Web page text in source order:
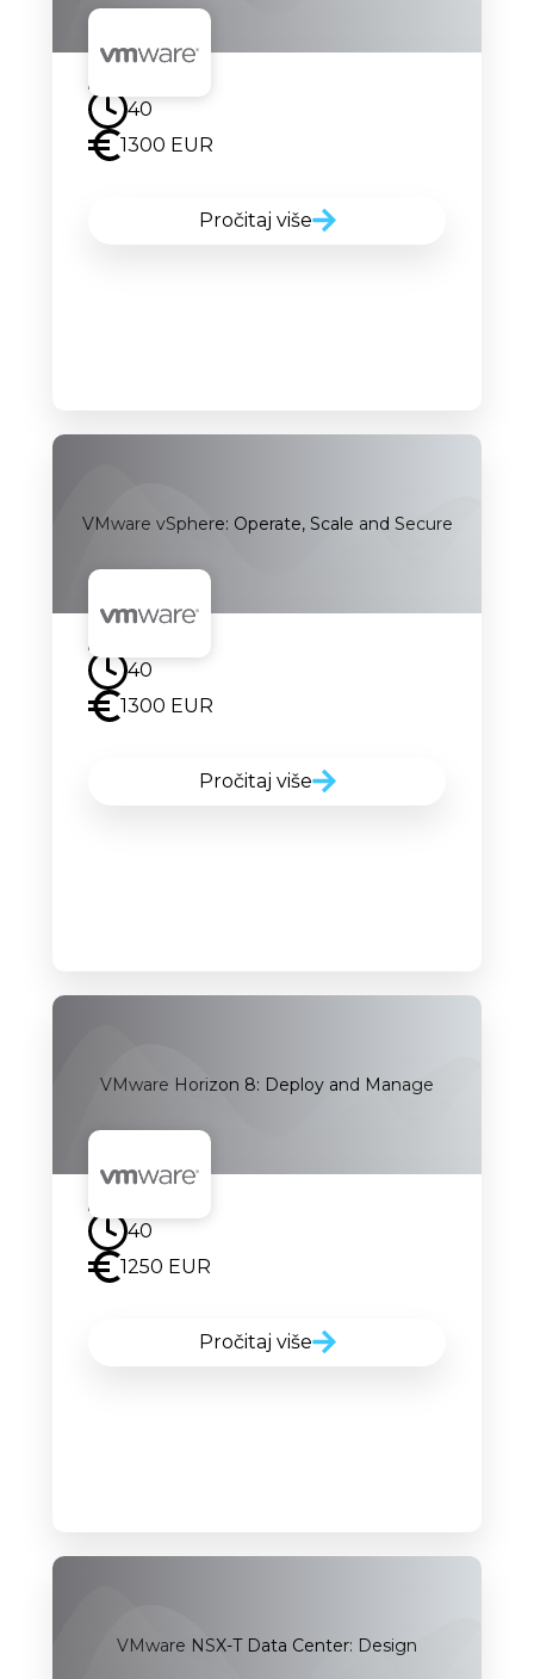
Uskoro
40
1300 EUR
Pročitaj više
VMware vSphere: Operate, Scale and Secure
Uskoro
40
1300 EUR
Pročitaj više
VMware Horizon 8: Deploy and Manage
Uskoro
40
1250 EUR
Pročitaj više
VMware NSX-T Data Center: Design